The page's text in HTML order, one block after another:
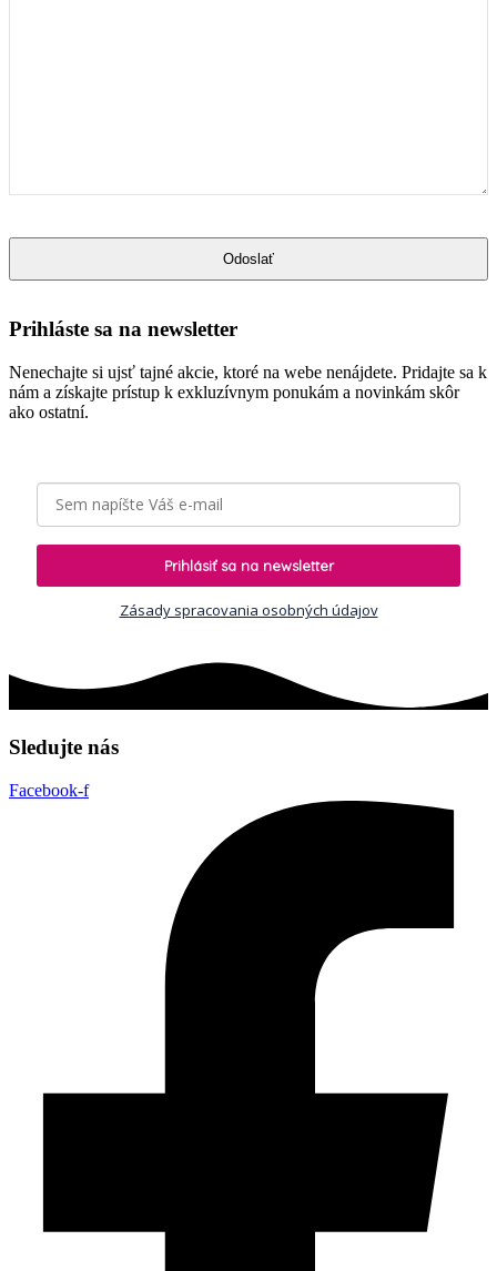
Odoslať
Name *
Prihláste sa na newsletter
Nenechajte si ujsť tajné akcie, ktoré na webe nenájdete. Pridajte sa k
nám a získajte prístup k exkluzívnym ponukám a novinkám skôr
ako ostatní.
Prihlásiť sa na newsletter
Zásady spracovania osobných údajov
Sledujte nás
Facebook-f